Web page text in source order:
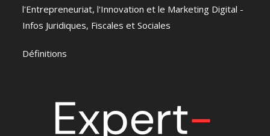
l'Entrepreneuriat, l'Innovation et le Marketing Digital -
Infos Juridiques, Fiscales et Sociales
Définitions